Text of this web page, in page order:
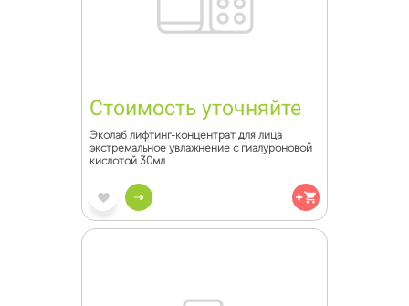
Стоимость уточняйте
Эколаб лифтинг-концентрат для лица
экстремальное увлажнение с гиалуроновой
кислотой 30мл